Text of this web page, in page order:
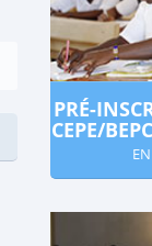
PRÉ-
CEPE/